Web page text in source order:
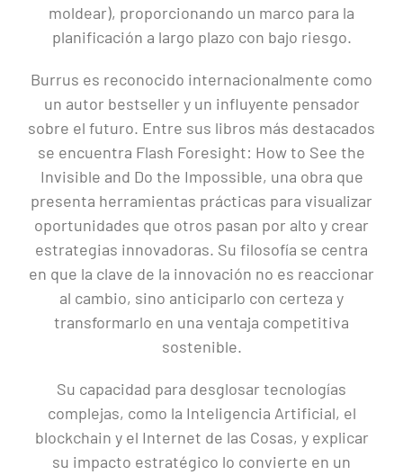
moldear), proporcionando un marco para la
planificación a largo plazo con bajo riesgo.
Burrus es reconocido internacionalmente como
un autor bestseller y un influyente pensador
sobre el futuro. Entre sus libros más destacados
se encuentra Flash Foresight: How to See the
Invisible and Do the Impossible, una obra que
presenta herramientas prácticas para visualizar
oportunidades que otros pasan por alto y crear
estrategias innovadoras. Su filosofía se centra
en que la clave de la innovación no es reaccionar
al cambio, sino anticiparlo con certeza y
transformarlo en una ventaja competitiva
sostenible.
Su capacidad para desglosar tecnologías
complejas, como la Inteligencia Artificial, el
blockchain y el Internet de las Cosas, y explicar
su impacto estratégico lo convierte en un